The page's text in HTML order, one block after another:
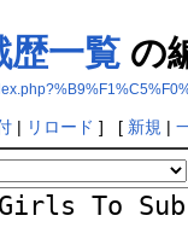
歴一覧の
| リロード ] [ 新規 |